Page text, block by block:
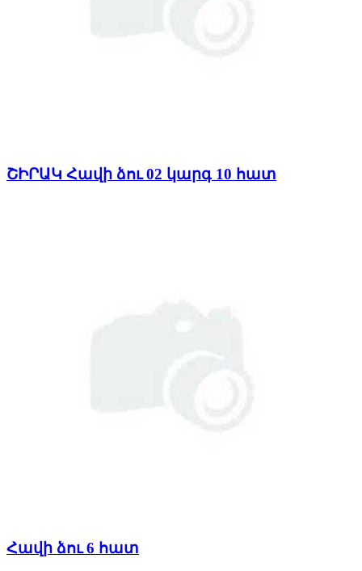
ՇԻՐԱԿ Հավի ձու 02 կարգ 10 հատ
Հավի ձու 6 հատ